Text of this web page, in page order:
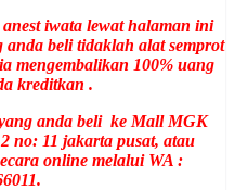
iwata lewat halaman ini
beli tidaklah alat semprot
mengembalikan 100% uang
kreditkan .
anda beli ke Mall MGK
no: 11 jakarta pusat, atau
online melalui WA :